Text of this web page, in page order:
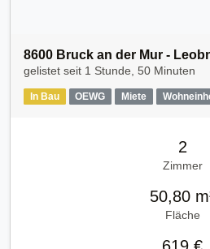
8600 Bruck an der Mur -
gelistet seit 1 Stunde, 50 Minuten
In Bau OEWG Miete
2
Zimmer
50,80
Fläche